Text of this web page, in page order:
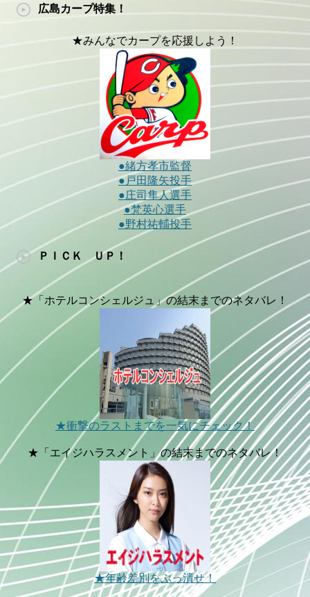
広島カープ特集！
★みんなでカープを応援しよう！
●緒方孝市監督
●戸田隆矢投手
●庄司隼人選手
●梵英心選手
●野村祐輔投手
ＰＩＣＫ ＵＰ！
★「ホテルコンシェルジュ」の結末までのネタバレ！
★衝撃のラストまでを一気にチェック！
★「エイジハラスメント」の結末までのネタバレ！
★年齢差別をぶっ潰せ！